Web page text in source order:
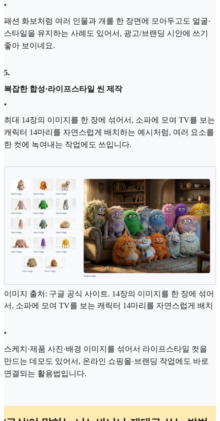
•
패션 화보처럼 여러 인물과 개를 한 장면에 모아두고도 얼굴·
스타일을 유지하는 사례도 있어서, 광고/브랜딩 시안에 쓰기
좋아 보이네요.
5.
복잡한 합성·라이프스타일 씬 제작
•
최대 14장의 이미지를 한 장에 섞어서, 소파에 모여 TV를 보는
캐릭터 14마리를 자연스럽게 배치하는 예시처럼, 여러 요소를
한 컷에 녹여내는 작업에도 쓰입니다.
이미지 출처: 구글 공식 사이트. 14장의 이미지를 한 장에 섞어
서, 소파에 모여 TV를 보는 캐릭터 14마리를 자연스럽게 배치
•
스케치·제품 사진·배경 이미지를 섞어서 라이프스타일 컷을
만드는 데모도 있어서, 온라인 쇼핑몰·브랜딩 작업에도 바로
연결되는 활용법입니다.